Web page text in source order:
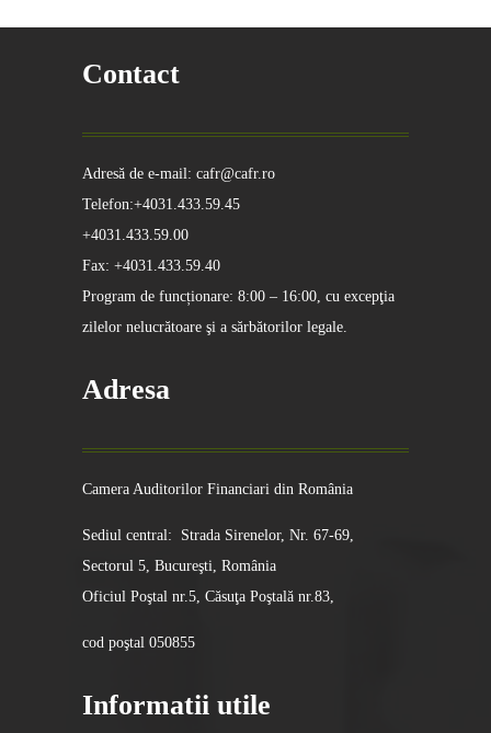
Contact
Adresă de e-mail: cafr@cafr.ro
Telefon:+4031.433.59.45
+4031.433.59.00
Fax: +4031.433.59.40
Program de funcționare: 8:00 – 16:00, cu excepţia
zilelor nelucrătoare şi a sărbătorilor legale.
Adresa
Camera Auditorilor Financiari din România
Sediul central: Strada Sirenelor, Nr. 67-69,
Sectorul 5, Bucureşti, România
Oficiul Poştal nr.5, Căsuţa Poştală nr.83,
cod poştal 050855
Informatii utile